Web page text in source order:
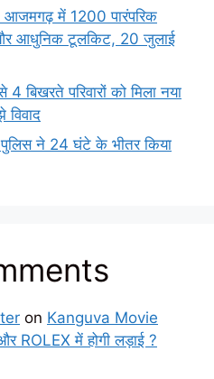
आजमगढ़ में 1200 पारंपरिक
और आधुनिक टूलकिट, 20 जुलाई
बिखरते परिवारों को मिला नया
पुलिस ने 24 घंटे के भीतर किया
on Kanguva Movie
ROLEX में होगी लड़ाई ?